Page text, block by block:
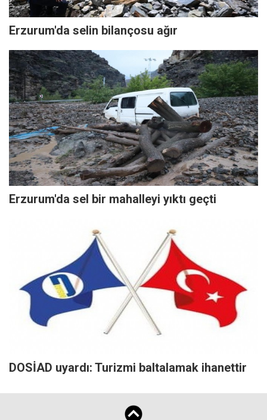
Erzurum'da selin bilançosu ağır
Erzurum'da sel bir mahalleyi yıktı geçti
DOSİAD uyardı: Turizmi baltalamak ihanettir